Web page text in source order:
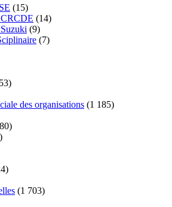
(15)
(14)
(9)
(7)
des organisations (1 185)
(1 703)